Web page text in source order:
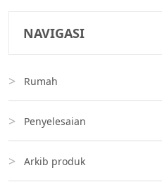
NAVIGASI
Rumah
Penyelesaian
Arkib produk